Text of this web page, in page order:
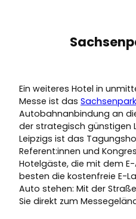
Ein weiteres Hotel in
Messe ist das
Autobahnanbindung an
der strategisch günstigen
Leipzigs ist das
Referent:innen und
Hotelgäste, die mit dem
besten die kostenfreie E-
Auto stehen: Mit der
Sie direkt zum